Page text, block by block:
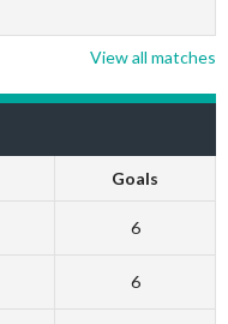
View all matches
Goals
6
6